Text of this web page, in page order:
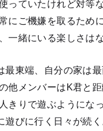
っていたけれど対等
にご機嫌を取るため
一緒にいる楽しさは
最東端、自分の家は
他メンバーはK君と
きりで遊ぶようにな
遊びに行く日々が続